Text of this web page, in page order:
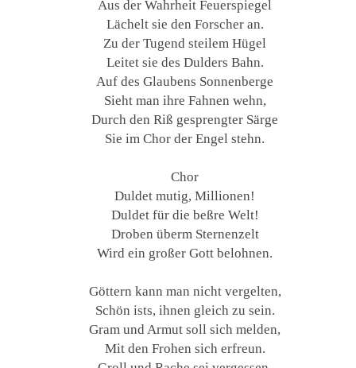
Aus der Wahrheit Feuerspiegel
Lächelt sie den Forscher an.
Zu der Tugend steilem Hügel
Leitet sie des Dulders Bahn.
Auf des Glaubens Sonnenberge
Sieht man ihre Fahnen wehn,
Durch den Riß gesprengter Särge
Sie im Chor der Engel stehn.
Chor
Duldet mutig, Millionen!
Duldet für die beßre Welt!
Droben überm Sternenzelt
Wird ein großer Gott belohnen.
Göttern kann man nicht vergelten,
Schön ists, ihnen gleich zu sein.
Gram und Armut soll sich melden,
Mit den Frohen sich erfreun.